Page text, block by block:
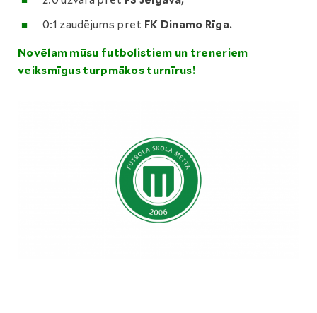
0:1 zaudējums pret FK Dinamo Rīga.
Novēlam mūsu futbolistiem un treneriem
veiksmīgus turpmākos turnīrus!